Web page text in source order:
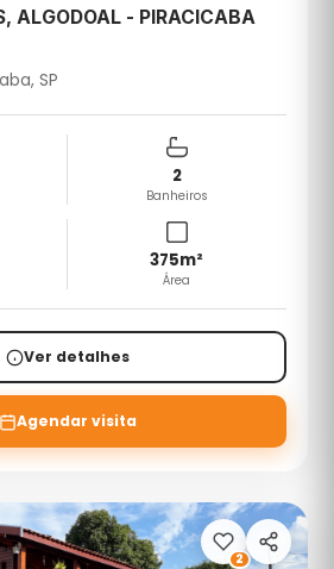
ALGODOAL - PIRACICABA
SP
2
Banheiros
375m²
Área
Ver detalhes
Agendar visita
2